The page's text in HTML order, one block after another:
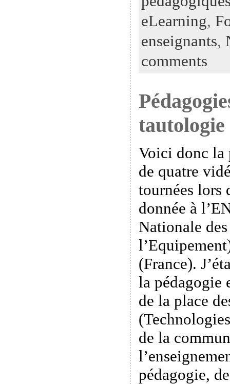
eLearning,
enseignants,
comments
tautologie
Voici donc la
de quatre
tournées lors
donnée à
Nationale
(France).
la pédagogie
de la place
de la
pédagogie,